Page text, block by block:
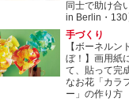
同士で助け合
in Berlin・130
手づくり
【ボーネルン
ぼ！】画用紙
て、貼って完
なお花「カラ
ー」の作り方